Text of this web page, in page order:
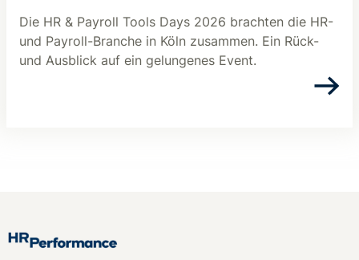
Die HR & Payroll Tools Days 2026 brachten die HR-
und Payroll-Branche in Köln zusammen. Ein Rück-
und Ausblick auf ein gelungenes Event.